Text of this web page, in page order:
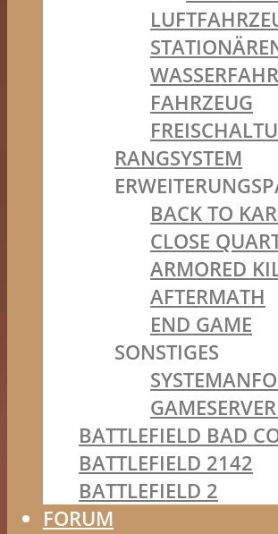
FAHRZEUG
RANGSYSTEM
BACK TO
CLOSE
ARMORED
AFTERMATH
END GAME
SONSTIGES
BATTLEFIELD BAD
BATTLEFIELD 2142
BATTLEFIELD 2
FORUM